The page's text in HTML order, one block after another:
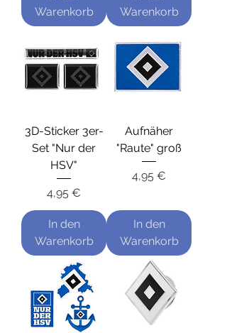
Warenkorb
Warenkorb
3D-Sticker 3er-
Set "Nur der
HSV"
Preis
4,95 €
In den
Warenkorb
Aufnäher
"Raute" groß
Preis
4,95 €
In den
Warenkorb